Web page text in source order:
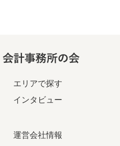
エリアで探す
インタビュー
運営会社情報